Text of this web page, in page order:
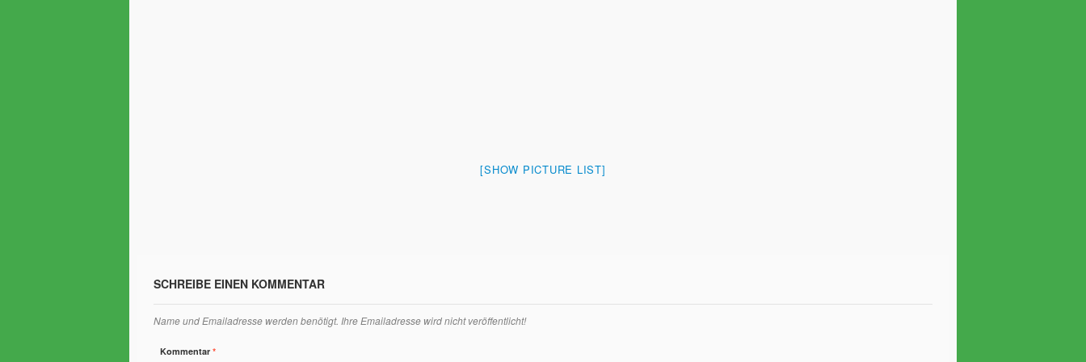
[SHOW PICTURE LIST]
SCHREIBE EINEN KOMMENTAR
Name und Emailadresse werden benötigt. Ihre Emailadresse wird nicht veröffentlicht!
Kommentar*